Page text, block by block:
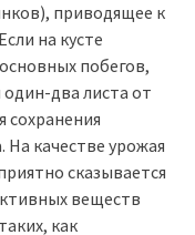
приводящее к
на кусте
побегов,
два листа от
сохранения
На качестве урожая
сказывается
веществ
как